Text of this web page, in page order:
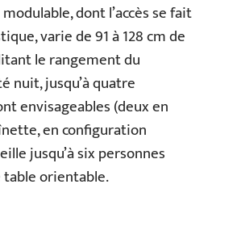
dont l’accès se fait
varie de 91 à 128 cm de
le rangement du
nuit, jusqu’à quatre
envisageables (deux en
en configuration
jusqu’à six personnes
table orientable.